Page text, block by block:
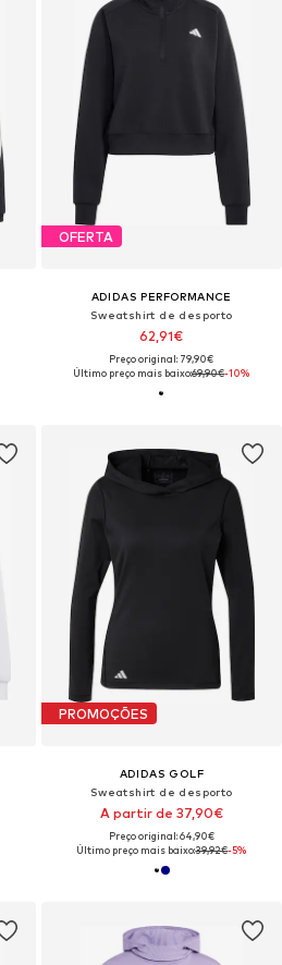
OFERTA
ADIDAS PERFORMANCE
Sweatshirt de desporto
62,91€
Preço original: 79,90€
Último preço mais baixo:69,90€-10%
PROMOÇÕES
ADIDAS GOLF
Sweatshirt de desporto
A partir de 37,90€
Preço original: 64,90€
Último preço mais baixo:39,92€-5%